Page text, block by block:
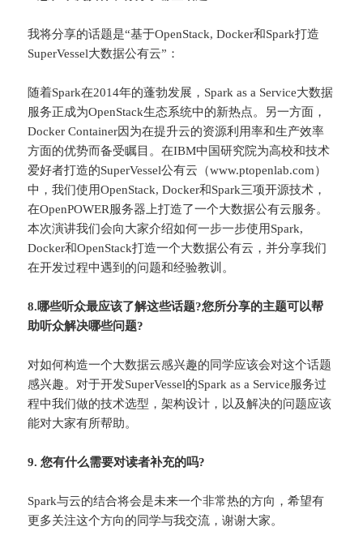
我将分享的话题是“基于OpenStack, Docker和Spark打造
SuperVessel大数据公有云”：
随着Spark在2014年的蓬勃发展，Spark as a Service大数据
服务正成为OpenStack生态系统中的新热点。另一方面，
Docker Container因为在提升云的资源利用率和生产效率
方面的优势而备受瞩目。在IBM中国研究院为高校和技术
爱好者打造的SuperVessel公有云（www.ptopenlab.com）
中，我们使用OpenStack, Docker和Spark三项开源技术，
在OpenPOWER服务器上打造了一个大数据公有云服务。
本次演讲我们会向大家介绍如何一步一步使用Spark,
Docker和OpenStack打造一个大数据公有云，并分享我们
在开发过程中遇到的问题和经验教训。
8.哪些听众最应该了解这些话题?您所分享的主题可以帮
助听众解决哪些问题?
对如何构造一个大数据云感兴趣的同学应该会对这个话题
感兴趣。对于开发SuperVessel的Spark as a Service服务过
程中我们做的技术选型，架构设计，以及解决的问题应该
能对大家有所帮助。
9. 您有什么需要对读者补充的吗?
Spark与云的结合将会是未来一个非常热的方向，希望有
更多关注这个方向的同学与我交流，谢谢大家。